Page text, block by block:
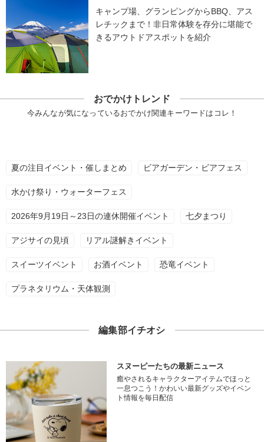
キャンプ場、グランピングからBBQ、アス
レチックまで！非日常体験を存分に堪能で
きるアウトドアスポットを紹介
おでかけトレンド
今みんなが気になっているおでかけ関連キーワードはコレ！
夏の注目イベント・催しまとめ ビアガーデン・ビアフェス
水かけ祭り・ウォーターフェス
2026年9月19日～23日の連休開催イベント 七夕まつり
アジサイの見頃 リアル謎解きイベント
スイーツイベント お酒イベント 恐竜イベント
プラネタリウム・天体観測
編集部イチオシ
スヌーピーたちの最新ニュース
癒やされるキャラクターアイテムでほっと
一息つこう！かわいい最新グッズやイベン
ト情報を毎日配信